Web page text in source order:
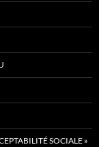
SOCIALE »